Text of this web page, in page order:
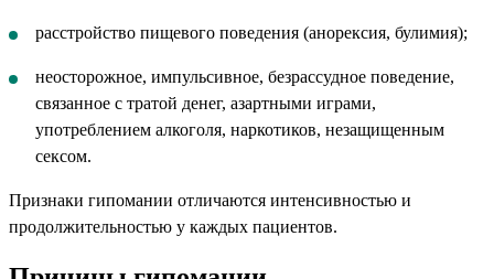
расстройство пищевого поведения (анорексия, булимия);
неосторожное, импульсивное, безрассудное поведение,
связанное с тратой денег, азартными играми,
употреблением алкоголя, наркотиков, незащищенным
сексом.
Признаки гипомании отличаются интенсивностью и
продолжительностью у каждых пациентов.